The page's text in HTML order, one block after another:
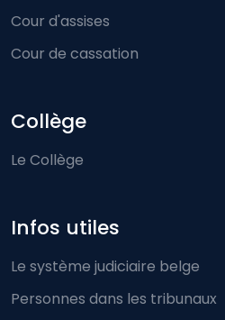
Cour d'assises
Cour de cassation
Collège
Le Collège
Infos utiles
Le système judiciaire belge
Personnes dans les tribunaux